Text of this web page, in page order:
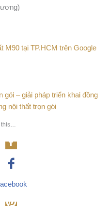
M90 tại TP.HCM trên Google
gói – giải pháp triển khai đồng
nội thất trọn gói
this…